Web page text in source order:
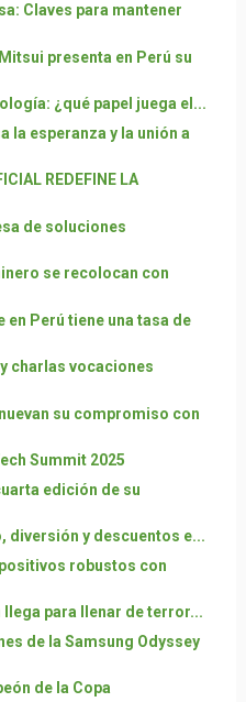
Claves para mantener
presenta en Perú su
¿qué papel juega el...
la esperanza y la unión a
REDEFINE LA
de soluciones
se recolocan con
Perú tiene una tasa de
charlas vocaciones
su compromiso con
Summit 2025
edición de su
diversión y descuentos e...
robustos con
llega para llenar de terror...
de la Samsung Odyssey
de la Copa